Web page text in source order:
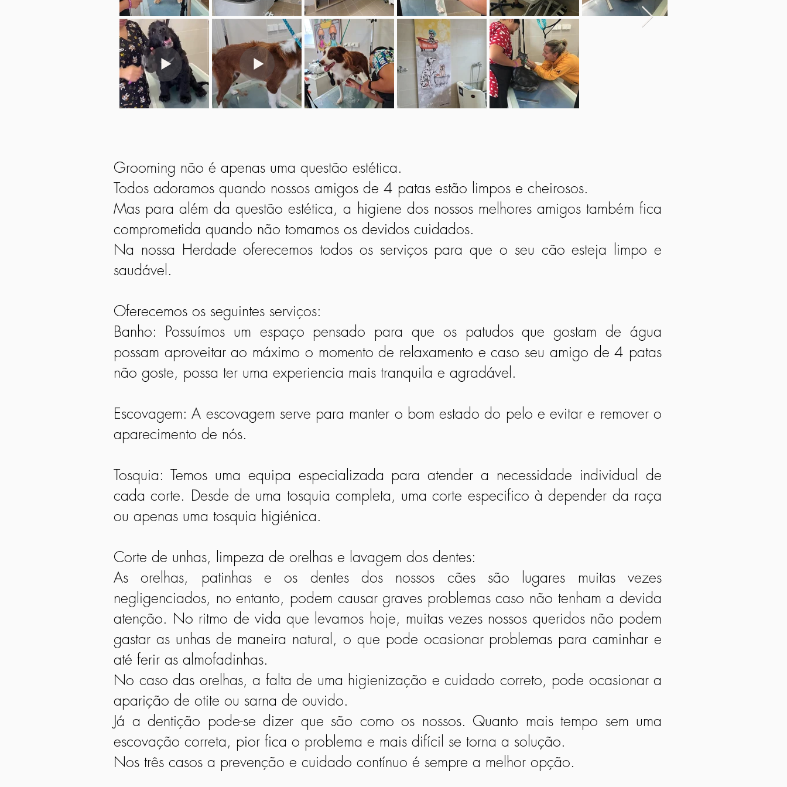
Grooming não é apenas uma questão estética.
Todos adoramos quando nossos amigos de 4 patas estão limpos e cheirosos.
Mas para além da questão estética, a higiene dos nossos melhores amigos também fica
comprometida quando não tomamos os devidos cuidados.
Na nossa Herdade oferecemos todos os serviços para que o seu cão esteja limpo e
saudável.
Oferecemos os seguintes serviços:
Banho: Possuímos um espaço pensado para que os patudos que gostam de água
possam aproveitar ao máximo o momento de relaxamento e caso seu amigo de 4 patas
não goste, possa ter uma experiencia mais tranquila e agradável.
Escovagem: A escovagem serve para manter o bom estado do pelo e evitar e remover o
aparecimento de nós.
Tosquia: Temos uma equipa especializada para atender a necessidade individual de
cada corte. Desde de uma tosquia completa, uma corte especifico à depender da raça
ou apenas uma tosquia higiénica.
Corte de unhas, limpeza de orelhas e lavagem dos dentes:
As orelhas, patinhas e os dentes dos nossos cães são lugares muitas vezes
negligenciados, no entanto, podem causar graves problemas caso não tenham a devida
atenção. No ritmo de vida que levamos hoje, muitas vezes nossos queridos não podem
gastar as unhas de maneira natural, o que pode ocasionar problemas para caminhar e
até ferir as almofadinhas.
No caso das orelhas, a falta de uma higienização e cuidado correto, pode ocasionar a
aparição de otite ou sarna de ouvido.
Já a dentição pode-se dizer que são como os nossos. Quanto mais tempo sem uma
escovação correta, pior fica o problema e mais difícil se torna a solução.
Nos três casos a prevenção e cuidado contínuo é sempre a melhor opção.